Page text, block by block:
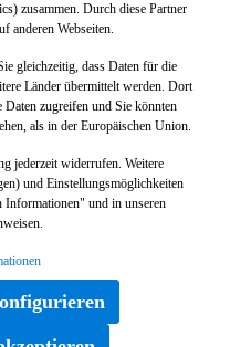
zusammen. Durch diese Partner
anderen Webseiten.
gleichzeitig, dass Daten für die
Länder übermittelt werden. Dort
zugreifen und Sie könnten
als in der Europäischen Union.
jederzeit widerrufen. Weitere
und Einstellungsmöglichkeiten
und in unseren